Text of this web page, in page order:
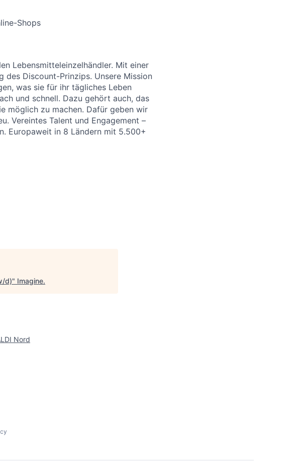
Shops
Lebensmitteleinzelhändler. Mit einer
des Discount-Prinzips. Unsere Mission
was sie für ihr tägliches Leben
und schnell. Dazu gehört auch, das
möglich zu machen. Dafür geben wir
Vereintes Talent und Engagement –
Europaweit in 8 Ländern mit 5.500+
d)" Imagine.
Nord